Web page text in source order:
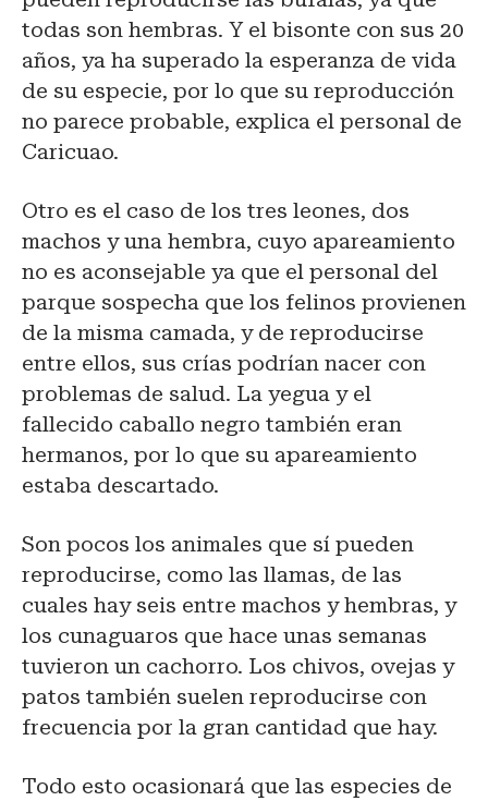
todas son hembras. Y el bisonte con sus 20
años, ya ha superado la esperanza de vida
de su especie, por lo que su reproducción
no parece probable, explica el personal de
Caricuao.
Otro es el caso de los tres leones, dos
machos y una hembra, cuyo apareamiento
no es aconsejable ya que el personal del
parque sospecha que los felinos provienen
de la misma camada, y de reproducirse
entre ellos, sus crías podrían nacer con
problemas de salud. La yegua y el
fallecido caballo negro también eran
hermanos, por lo que su apareamiento
estaba descartado.
Son pocos los animales que sí pueden
reproducirse, como las llamas, de las
cuales hay seis entre machos y hembras, y
los cunaguaros que hace unas semanas
tuvieron un cachorro. Los chivos, ovejas y
patos también suelen reproducirse con
frecuencia por la gran cantidad que hay.
Todo esto ocasionará que las especies de